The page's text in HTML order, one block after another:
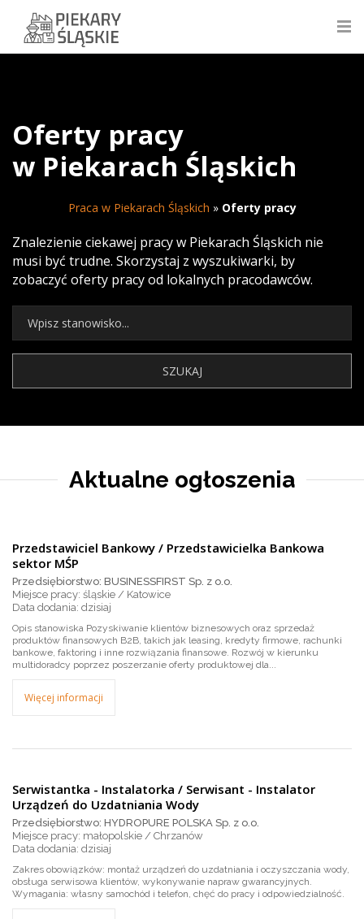
Oferty pracy
w Piekarach Śląskich
Praca w Piekarach Śląskich » Oferty pracy
Znalezienie ciekawej pracy w Piekarach Śląskich nie
musi być trudne. Skorzystaj z wyszukiwarki, by
zobaczyć oferty pracy od lokalnych pracodawców.
Aktualne ogłoszenia
Przedstawiciel Bankowy / Przedstawicielka Bankowa
sektor MŚP
Przedsiębiorstwo: BUSINESSFIRST Sp. z o.o.
Miejsce pracy: śląskie / Katowice
dzisiaj
Opis stanowiska Pozyskiwanie klientów biznesowych oraz sprzedaż
produktów finansowych B2B, takich jak leasing, kredyty firmowe, rachunki
bankowe, faktoring i inne rozwiązania finansowe. Rozwój w kierunku
multidoradcy poprzez poszerzanie oferty produktowej dla...
Więcej informacji
Serwistantka - Instalatorka / Serwisant - Instalator
Urządzeń do Uzdatniania Wody
Przedsiębiorstwo: HYDROPURE POLSKA Sp. z o.o.
Miejsce pracy: małopolskie / Chrzanów
dzisiaj
Zakres obowiązków: montaż urządzeń do uzdatniania i oczyszczania wody,
obsługa serwisowa klientów, wykonywanie napraw gwarancyjnych.
Wymagania: własny samochód i telefon, chęć do pracy i odpowiedzialność.